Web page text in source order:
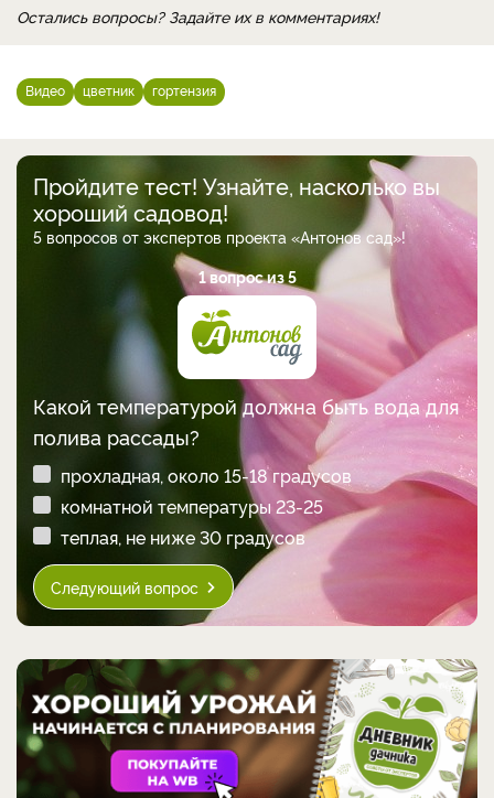
Чем поливать гортензию для изменения
цвета и пышного цветения
Остались вопросы? Задайте их в комментариях!
Видео цветник гортензия
Пройдите тест! Узнайте, насколько вы
хороший садовод!
5 вопросов от экспертов проекта «Антонов сад»!
1 вопрос из 5
Какой температурой должна быть вода для
полива рассады?
прохладная, около 15-18 градусов
комнатной температуры 23-25
теплая, не ниже 30 градусов
Следующий вопрос